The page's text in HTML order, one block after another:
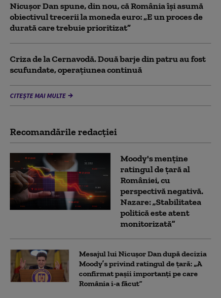
Nicușor Dan spune, din nou, că România își asumă
obiectivul trecerii la moneda euro: „E un proces de
durată care trebuie prioritizat”
Criza de la Cernavodă. Două barje din patru au fost
scufundate, operațiunea continuă
CITEȘTE MAI MULTE
Recomandările redacţiei
Moody's menține
ratingul de țară al
României, cu
perspectivă negativă.
Nazare: „Stabilitatea
politică este atent
monitorizată”
Mesajul lui Nicușor Dan după decizia
Moody’s privind ratingul de țară: „A
confirmat pașii importanți pe care
România i-a făcut”